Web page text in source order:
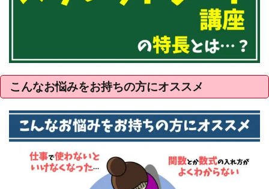
こんなお悩みをお持ちの方にオススメ